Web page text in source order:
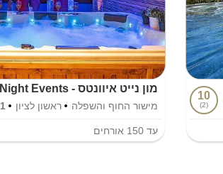
10
2
מון נייט איוונטס - Moon Night Events
מישור החוף והשפלה ראשון לציון 1 לופט
עד 150 אורחים